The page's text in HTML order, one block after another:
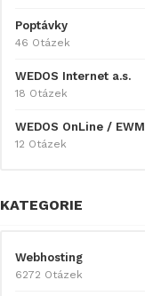
Poptávky
46 Otázek
WEDOS Internet a.s.
18 Otázek
WEDOS OnLine / EWM
12 Otázek
KATEGORIE
Webhosting
6272 Otázek